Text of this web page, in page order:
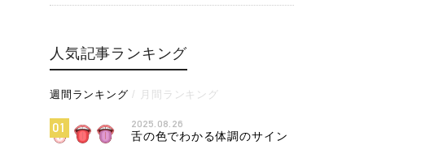
人気記事ランキング
週間ランキング 月間ランキング
01 2025.08.26
舌の色でわかる体調のサイン